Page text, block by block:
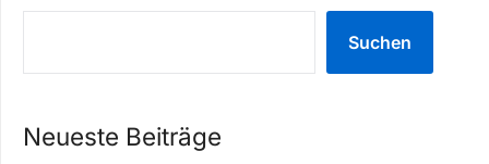
Suchen
Neueste Beiträge